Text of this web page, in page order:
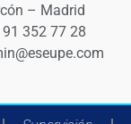
– Madrid
352 77 28